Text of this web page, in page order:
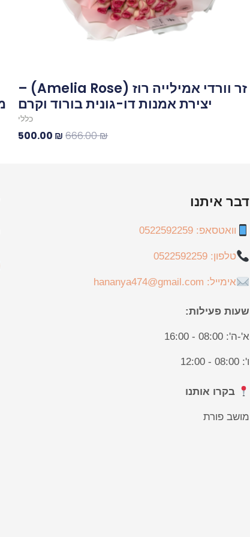
זר וורדי אמילייה רוז (Amelia Rose) –
יצירת אמנות דו-גונית בורוד וקרם
כללי
666.00₪
500.00 ₪
דבר איתנו
וואטסאפ: 0522592259
טלפון: 0522592259
אימייל: hananya474@gmail.com
שעות פעילות:
א'-ה': 08:00 - 16:00
ו': 08:00 - 12:00
בקרו אותנו
מושב פורת